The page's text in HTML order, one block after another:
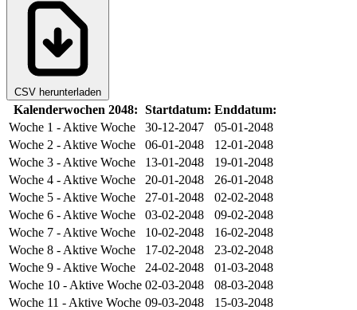
CSV herunterladen
Kalenderwochen 2048: Startdatum: Enddatum:
Woche 1 - Aktive Woche 30-12-2047
05-01-2048
Woche 2 - Aktive Woche 06-01-2048
12-01-2048
Woche 3 - Aktive Woche 13-01-2048
19-01-2048
Woche 4 - Aktive Woche 20-01-2048
26-01-2048
Woche 5 - Aktive Woche 27-01-2048
02-02-2048
Woche 6 - Aktive Woche 03-02-2048
09-02-2048
Woche 7 - Aktive Woche 10-02-2048
16-02-2048
Woche 8 - Aktive Woche 17-02-2048
23-02-2048
Woche 9 - Aktive Woche 24-02-2048
01-03-2048
Woche 10 - Aktive Woche 02-03-2048
08-03-2048
Woche 11 - Aktive Woche 09-03-2048
15-03-2048